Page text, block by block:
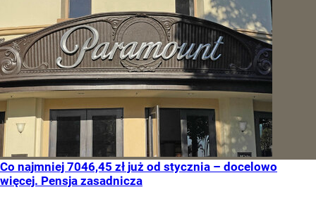
Co najmniej 7046,45 zł już od stycznia – docelowo
więcej. Pensja zasadnicza